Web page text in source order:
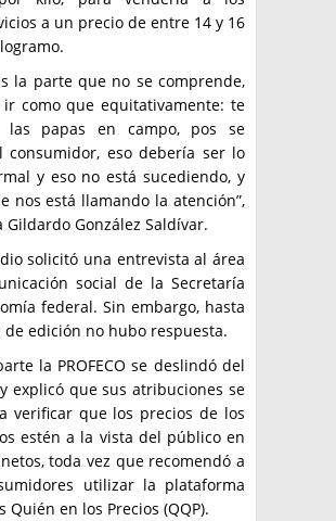
a un precio de entre 14 y 16
la parte que no se comprende,
como que equitativamente: te
las papas en campo, pos se
consumidor, eso debería ser lo
y eso no está sucediendo, y
nos está llamando la atención”,
Gildardo González Saldívar.
solicitó una entrevista al área
social de la Secretaría
federal. Sin embargo, hasta
de edición no hubo respuesta.
la PROFECO se deslindó del
explicó que sus atribuciones se
verificar que los precios de los
estén a la vista del público en
toda vez que recomendó a
utilizar la plataforma
Quién en los Precios (QQP).